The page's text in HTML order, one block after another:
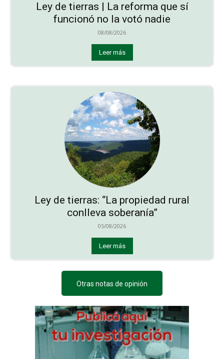
Ley de tierras | La reforma que sí
funcionó no la votó nadie
08/08/2026
Leer más
Ley de tierras: “La propiedad rural
conlleva soberanía”
05/08/2026
Leer más
Otras notas de opinión